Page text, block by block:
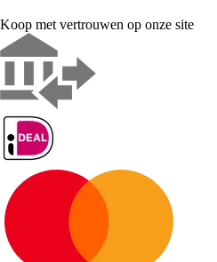
Koop met vertrouwen op onze site